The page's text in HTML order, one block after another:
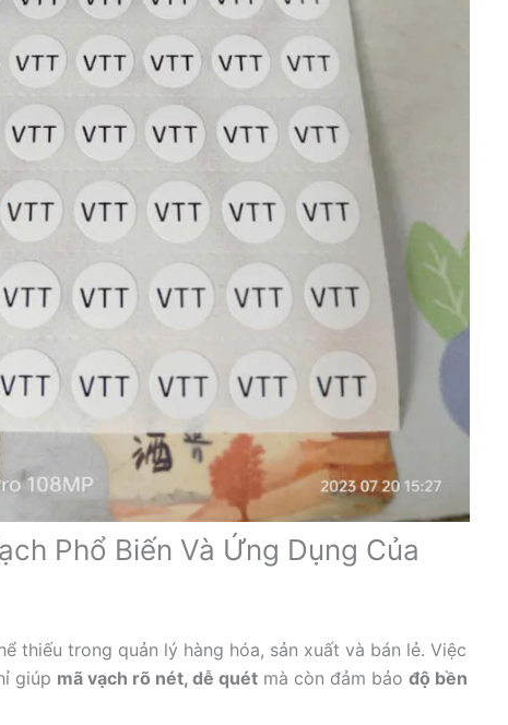
Phổ Biến Và Ứng Dụng Của
thiếu trong quản lý hàng hóa, sản xuất và bán lẻ. Việc
giúp mã vạch rõ nét, dễ quétmà còn đảm bảo độ bền